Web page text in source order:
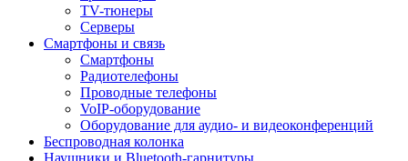
TV-тюнеры
Серверы
Смартфоны и связь
Смартфоны
Радиотелефоны
Проводные телефоны
VoIP-оборудование
Оборудование для аудио- и видеоконференций
Беспроводная колонка
Наушники и Bluetooth-гарнитуры